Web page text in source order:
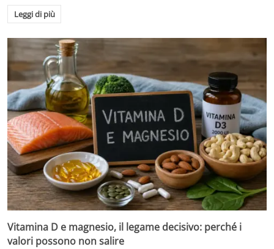
Leggi di più
Vitamina D e magnesio, il legame decisivo: perché i
valori possono non salire